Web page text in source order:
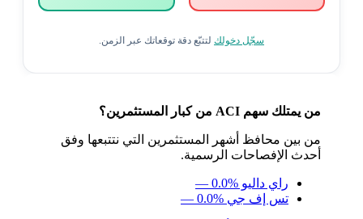
سجّل دخولكلتتبّع دقة توقعاتك عبر الزمن.
من يمتلك سهم ACI من كبار المستثمرين؟
من بين محافظ أشهر المستثمرين التي نتتبعها وفق
أحدث الإفصاحات الرسمية.
راي داليو — 0.0%
تس إف جي — 0.0%